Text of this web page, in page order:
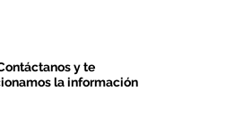
y te
la información